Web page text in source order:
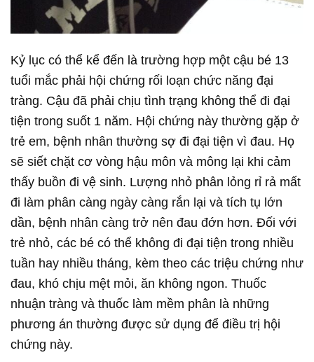
Kỷ lục có thể kể đến là trường hợp một cậu bé 13
tuổi mắc phải hội chứng rối loạn chức năng đại
tràng. Cậu đã phải chịu tình trạng không thể đi đại
tiện trong suốt 1 năm. Hội chứng này thường gặp ở
trẻ em, bệnh nhân thường sợ đi đại tiện vì đau. Họ
sẽ siết chặt cơ vòng hậu môn và mông lại khi cảm
thấy buồn đi vệ sinh. Lượng nhỏ phân lỏng rỉ rả mất
đi làm phân càng ngày càng rắn lại và tích tụ lớn
dần, bệnh nhân càng trở nên đau đớn hơn. Đối với
trẻ nhỏ, các bé có thể không đi đại tiện trong nhiều
tuần hay nhiều tháng, kèm theo các triệu chứng như
đau, khó chịu mệt mỏi, ăn không ngon. Thuốc
nhuận tràng và thuốc làm mềm phân là những
phương án thường được sử dụng để điều trị hội
chứng này.